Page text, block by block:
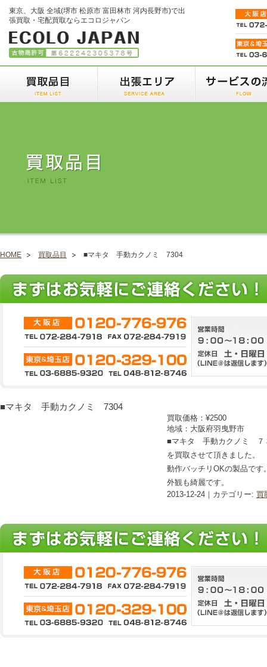
東京、大阪 全域(堺市 松原市 富田林市 河内長野市)で出
張買取・宅配買取ならエコロジャパン
HOME 買取品目 ■マキタ 手動カクノミ 7304
■マキタ 手動カクノミ 7304
買取価格： ¥2500
地域：大阪府羽曳野市
■マキタ 手動カクノミ ７
を買取させて頂きました。
動作バッチリOKの製品です
外観も綺麗です。
2013-12-24｜カテゴリー: 買